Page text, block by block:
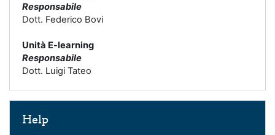
Responsabile
Dott. Federico Bovi
Unità E-learning
Responsabile
Dott. Luigi Tateo
Help